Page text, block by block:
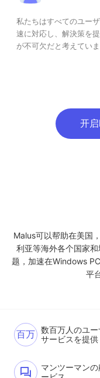
私たちはすべてのユー
速に対応し、解決策を
が不可欠だと考えていま
开
Malus可以帮助在美国
利亚等海外各个国家
题，加速在Windows
平
百万 数百万人のユー
サービスを提供
マンツーマン